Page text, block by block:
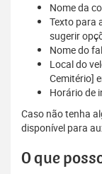
Nome da
Texto para
sugerir
Nome do
Local do
Cemitério]
Horário de
Caso não tenha
disponível para
O que